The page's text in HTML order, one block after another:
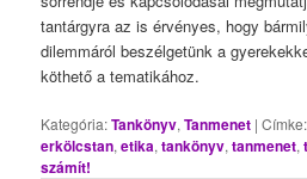
tantárgyra az is érvényes, hogy
dilemmáról beszélgetünk a
köthető a tematikához.
Kategória:Tankönyv,Tanmenet |Címke:
erkölcstan,etika,tankönyv,tanmenet,
számít!